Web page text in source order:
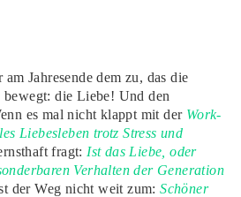
Jahresende dem zu, das die
bewegt: die Liebe! Und den
es mal nicht klappt mit der Work-
Liebesleben trotz Stress und
fragt: Ist das Liebe, oder
Verhalten der Generation
der Weg nicht weit zum:Schöner